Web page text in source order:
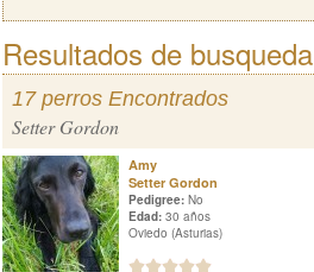
Resultados de busqueda
17 perros Encontrados
Setter Gordon
Amy
Setter Gordon
Pedigree: No
Edad: 30 años
Oviedo (Asturias)